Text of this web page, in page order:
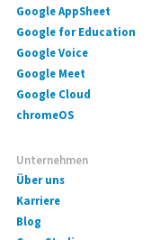
Google AppSheet
Google for Education
Google Voice
Google Meet
Google Cloud
chromeOS
Unternehmen
Über uns
Karriere
Blog